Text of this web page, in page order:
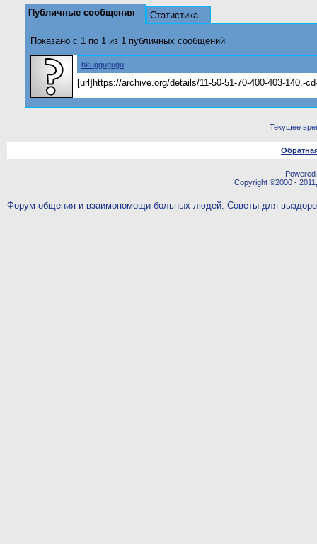
Публичные сообщения Статистика
Показано с 1 по 1 из 1 публичных сообщений
hkuggugugu
[url]https://archive.org/details/11-50-51-70-400-403-140.-
Текущее
Copyright ©2000 -
Форум общения и взаимопомощи больных людей. Советы для